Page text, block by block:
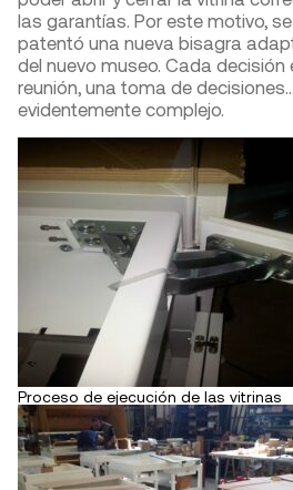
las garantías. Por este motivo,
patentó una nueva bisagra
del nuevo museo. Cada decisión
reunión, una toma de
evidentemente complejo.
Proceso de ejecución de las vitrinas